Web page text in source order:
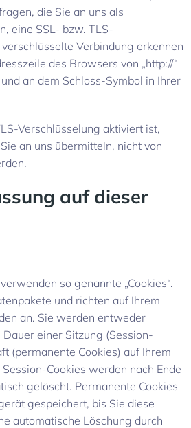
die Sie an uns als
eine SSL- bzw. TLS-
Verbindung erkennen
des Browsers von „http://“
an dem Schloss-Symbol in Ihrer
Verschlüsselung aktiviert ist,
an uns übermitteln, nicht von
auf dieser
so genannte „Cookies“.
und richten auf Ihrem
an. Sie werden entweder
einer Sitzung (Session-
(permanente Cookies) auf Ihrem
Cookies werden nach Ende
gelöscht. Permanente Cookies
gespeichert, bis Sie diese
automatische Löschung durch